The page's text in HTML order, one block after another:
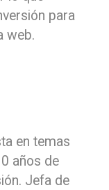
para
web.
en temas
años de
Jefa de